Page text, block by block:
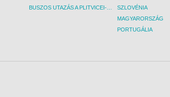
SZLOVÉNIA
MAGYARORSZÁG
PORTUGÁLIA